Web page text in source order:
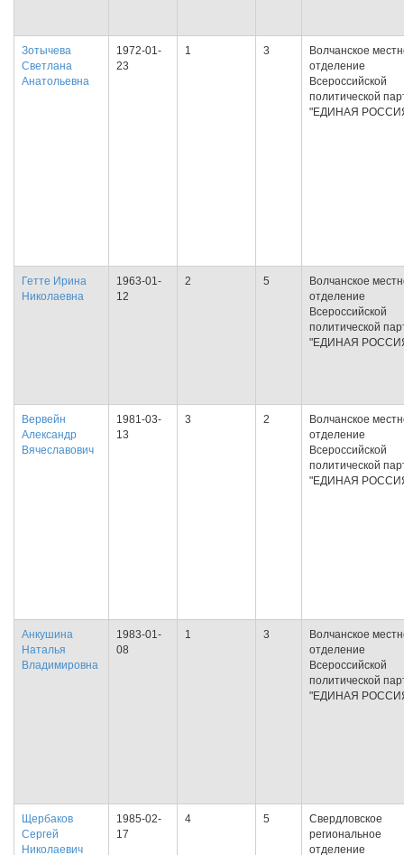
Зотычева
Светлана
Анатольевна
1972-01-
23
1 3
Волчанское
отделение
Всероссийской
политической
"ЕДИНАЯ
Гетте Ирина
Николаевна
1963-01-
12
2 5
Волчанское
отделение
Всероссийской
политической
"ЕДИНАЯ
Вервейн
Александр
Вячеславович
1981-03-
13
3 2
Волчанское
отделение
Всероссийской
политической
"ЕДИНАЯ
Анкушина
Наталья
Владимировна
1983-01-
08
1 3
Волчанское
отделение
Всероссийской
политической
"ЕДИНАЯ
Щербаков
Сергей
Николаевич
1985-02-
17
4 5
Свердловское
региональное
отделение